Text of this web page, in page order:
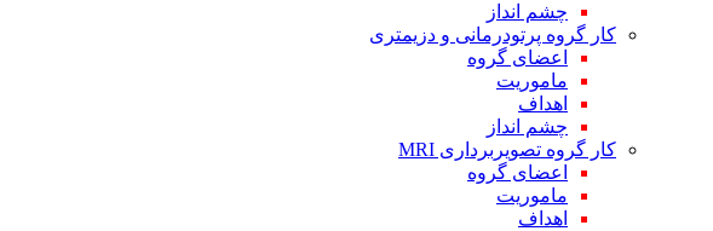
چشم انداز
کار گروه پرتودرمانی و دزیمتری
اعضای گروه
ماموریت
اهداف
چشم انداز
کار گروه تصویربرداری MRI
اعضای گروه
ماموریت
اهداف